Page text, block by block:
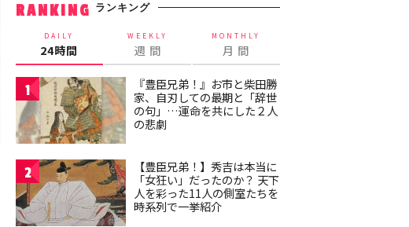
RANKING ランキング
DAILY
24時間
WEEKLY
週 間
MONTHLY
月 間
1
『豊臣兄弟！』お市と柴田勝
家、自刃しての最期と「辞世
の句」…運命を共にした２人
の悲劇
2
【豊臣兄弟！】秀吉は本当に
「女狂い」だったのか？ 天下
人を彩った11人の側室たちを
時系列で一挙紹介